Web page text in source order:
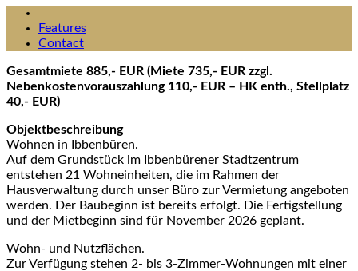
Features
Contact
Gesamtmiete 885,- EUR (Miete 735,- EUR zzgl.
Nebenkostenvorauszahlung 110,- EUR – HK enth., Stellplatz
40,- EUR)
Objektbeschreibung
Wohnen in Ibbenbüren.
Auf dem Grundstück im Ibbenbürener Stadtzentrum
entstehen 21 Wohneinheiten, die im Rahmen der
Hausverwaltung durch unser Büro zur Vermietung angeboten
werden. Der Baubeginn ist bereits erfolgt. Die Fertigstellung
und der Mietbeginn sind für November 2026 geplant.
Wohn- und Nutzflächen.
Zur Verfügung stehen 2- bis 3-Zimmer-Wohnungen mit einer